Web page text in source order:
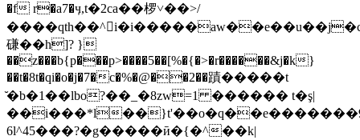
�f r�a7�ӌ,t�2ca��椤˅��>/
磏��h]? }
��z���b{p���p>����5��[%�{�>�r������&j�k}
��t�8t�qi�o�j�7�c�%�@��2��蹟�����t
̆�b�1��lbo?��_�8zw=1 ������ t�ş|
��i���*l
6l^45���?�g�����ӣ�{�^��k|